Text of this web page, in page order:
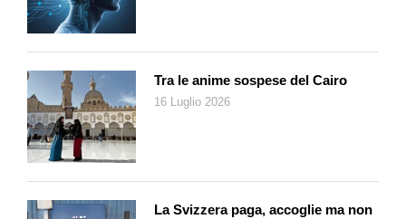
Tra le anime sospese del Cairo
16 Luglio 2026
La Svizzera paga, accoglie ma non